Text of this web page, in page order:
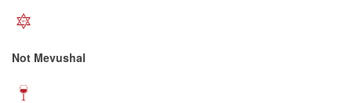
Not Mevushal